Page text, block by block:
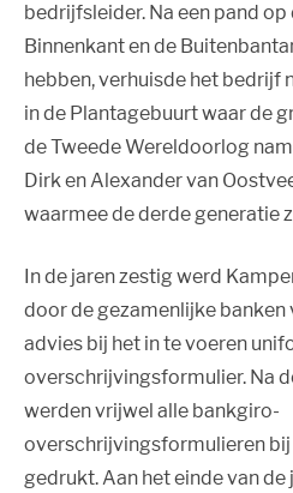
bedrijfsleider. Na een pand op
Binnenkant en de
hebben, verhuisde het bedrijf
in de Plantagebuurt waar de
de Tweede Wereldoorlog
Dirk en Alexander van
waarmee de derde generatie
In de jaren zestig werd
door de gezamenlijke
advies bij het in te voeren
overschrijvingsformulier. Na
werden vrijwel alle bankgiro-
overschrijvingsformulieren
gedrukt. Aan het einde van